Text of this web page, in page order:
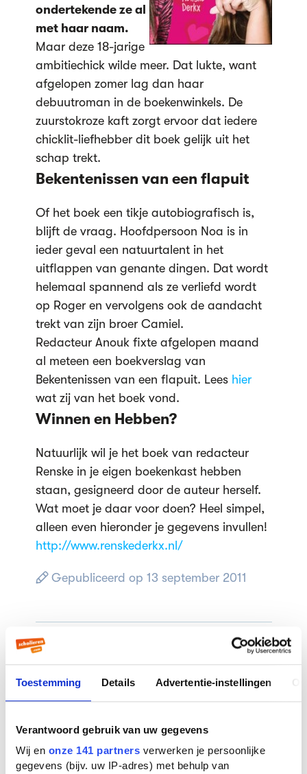
Toestemming Details Advertentie-instellingen
Verantwoord gebruik van uw gegevens
Wij en onze 141 partners verwerken je persoonlijke
gegevens (bijv. uw IP-adres) met behulp van
ondertekende ze al
met haar naam.
Maar deze 18-jarige
ambitiechick wilde meer. Dat lukte, want
afgelopen zomer lag dan haar
debuutroman in de boekenwinkels. De
zuurstokroze kaft zorgt ervoor dat iedere
chicklit-liefhebber dit boek gelijk uit het
schap trekt.
Bekentenissen van een flapuit
Of het boek een tikje autobiografisch is,
blijft de vraag. Hoofdpersoon Noa is in
ieder geval een natuurtalent in het
uitflappen van genante dingen. Dat wordt
helemaal spannend als ze verliefd wordt
op Roger en vervolgens ook de aandacht
trekt van zijn broer Camiel.
Redacteur Anouk fixte afgelopen maand
al meteen een boekverslag van
Bekentenissen van een flapuit. Lees hier
wat zij van het boek vond.
Winnen en Hebben?
Natuurlijk wil je het boek van redacteur
Renske in je eigen boekenkast hebben
staan, gesigneerd door de auteur herself.
Wat moet je daar voor doen? Heel simpel,
alleen even hieronder je gegevens invullen!
http://www.renskederkx.nl/
Gepubliceerd op 13 september 2011
weinig
Studiekeuze in AI-tijdperk: